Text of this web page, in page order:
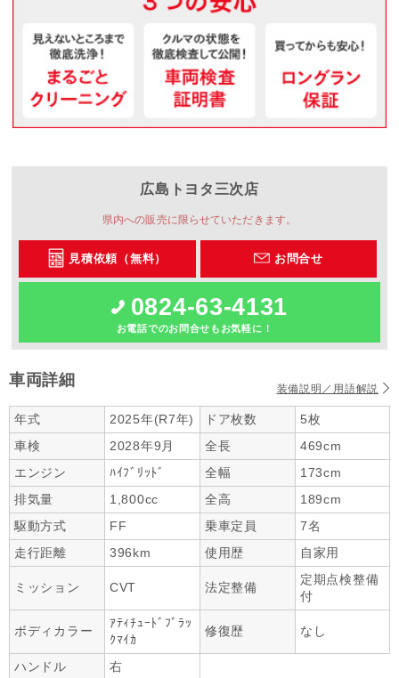
広島トヨタ 三次店
県内への販売に限らせていただきます。
見積依頼（無料） お問合せ
0824-63-4131
お電話でのお問合せもお気軽に！
車両詳細 装備説明／用語解説
年式 2025年(R7年) ドア枚数
5枚
車検
2028年9月 全長
469cm
エンジン
ﾊｲﾌﾞﾘｯﾄﾞ 全幅
173cm
排気量
1,800cc 全高
189cm
駆動方式
FF 乗車定員
7名
走行距離
396km 使用歴 自家用
ミッション CVT 法定整備
定期点検整備
付
ボディカラー
ｱﾃｨﾁｭｰﾄﾞﾌﾞﾗｯ
ｸﾏｲｶ
修復歴 なし
ハンドル 右